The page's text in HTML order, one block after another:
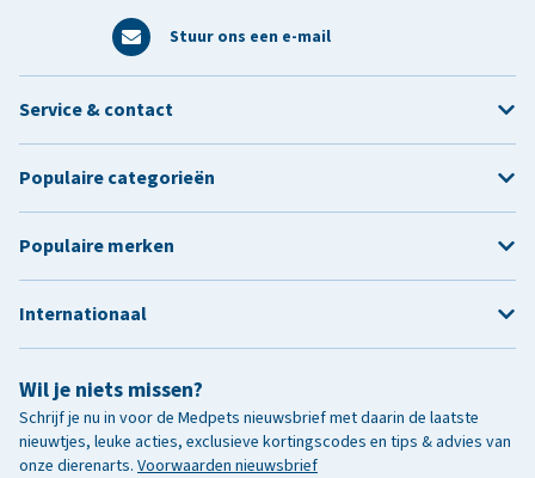
Stuur ons een e-mail
Wil je niets missen?
Schrijf je nu in voor de Medpets nieuwsbrief met daarin de laatste
nieuwtjes, leuke acties, exclusieve kortingscodes en tips & advies van
onze dierenarts. Voorwaarden nieuwsbrief
Service & contact
Populaire categorieën
Populaire merken
Internationaal